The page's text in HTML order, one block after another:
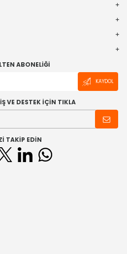
ABONELIĞI
KAYDOL
VE DESTEK İÇİN TIKLA
TAKIP EDIN